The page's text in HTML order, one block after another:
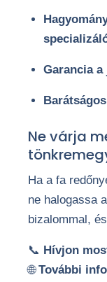
Garancia
Ne várja
Ha a fa
ne halogassa
bizalommal,
📞 Hívjon
🌐További